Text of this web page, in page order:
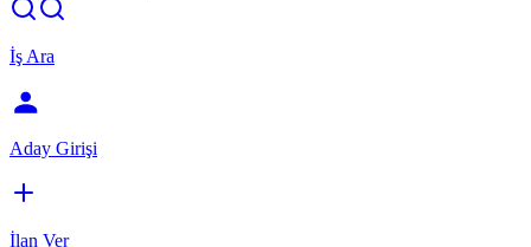
İş Ara
Aday Girişi
İlan Ver